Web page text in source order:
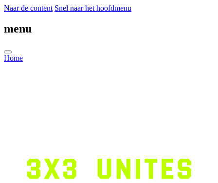
Naar de content Snel naar het hoofdmenu
menu
Home